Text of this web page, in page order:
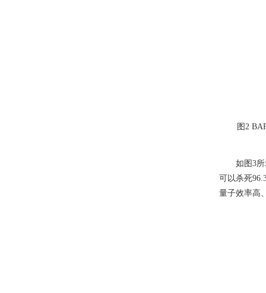
图 2
如图 3所
可以杀死
量子效率高